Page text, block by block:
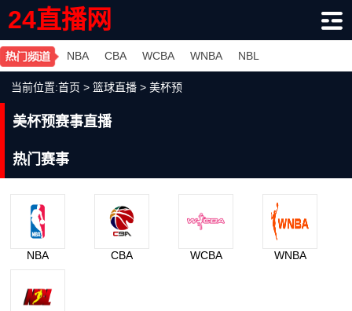
24直播网
NBA CBA WCBA WNBA NBL
当前位置:首页 > 篮球直播 > 美杯预
美杯预赛事直播
热门赛事
NBA CBA WCBA WNBA